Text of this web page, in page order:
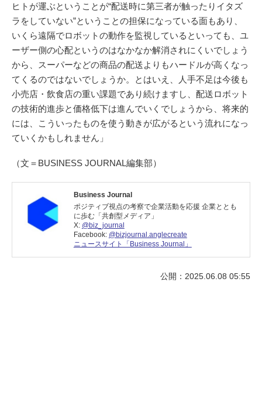
ヒトが運ぶということが“配送時に第三者が触ったりイタズ
ラをしていない”ということの担保になっている面もあり、
いくら遠隔でロボットの動作を監視しているといっても、ユ
ーザー側の心配というのはなかなか解消されにくいでしょう
から、スーパーなどの商品の配送よりもハードルが高くなっ
てくるのではないでしょうか。とはいえ、人手不足は今後も
小売店・飲食店の重い課題であり続けますし、配送ロボット
の技術的進歩と価格低下は進んでいくでしょうから、将来的
には、こういったものを使う動きが広がるという流れになっ
ていくかもしれません」
（文＝BUSINESS JOURNAL編集部）
Business Journal
ポジティブ視点の考察で企業活動を応援 企業ととも
に歩む「共創型メディア」
X: @biz_journal
Facebook: @bizjournal.anglecreate
ニュースサイト「Business Journal」
公開：2025.06.08 05:55